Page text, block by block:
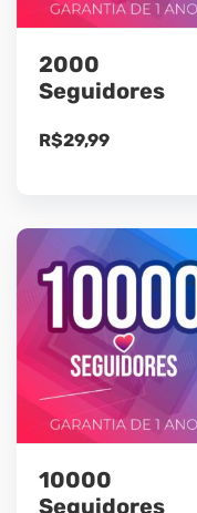
2000
Seguidores
R$29,99
10000
Seguidores